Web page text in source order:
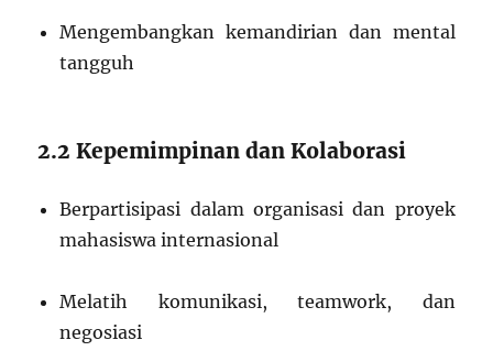
Mengembangkan kemandirian dan mental
tangguh
2.2 Kepemimpinan dan Kolaborasi
Berpartisipasi dalam organisasi dan proyek
mahasiswa internasional
Melatih komunikasi, teamwork, dan
negosiasi